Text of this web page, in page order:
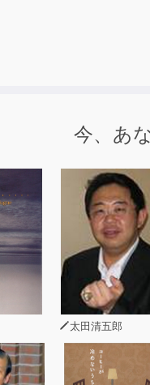
今、あ
太田清五郎